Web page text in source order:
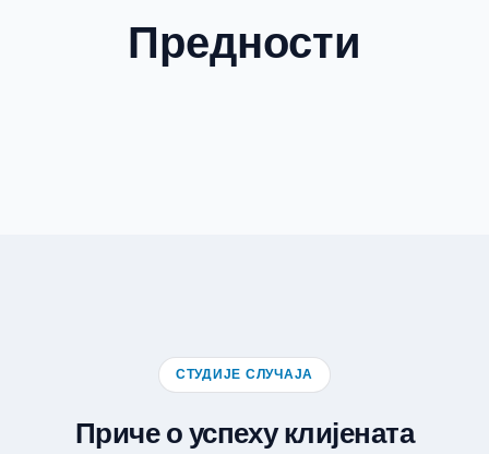
Предности
СТУДИЈЕ СЛУЧАЈА
Приче о успеху клијената